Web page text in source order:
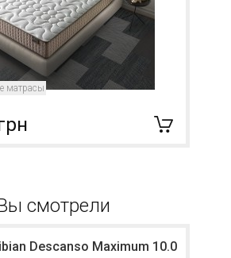
матрасы
смотрели
Descanso Maximum 10.0